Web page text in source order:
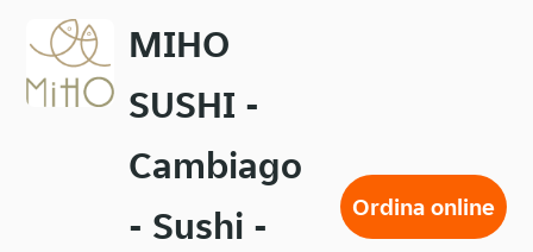
contenuto
principale
MIHO
SUSHI -
Cambiago
- Sushi -
Ordina online